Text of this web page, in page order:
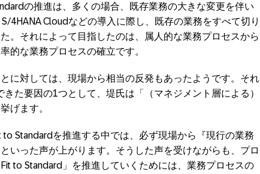
の推進は、多くの場合、既存業務の大きな変更を伴い
4HANA Cloudなどの導入に際し、既存の業務をすべて切り
。それによって目指したのは、属人的な業務プロセスから
的な業務プロセスの確立です。
に対しては、現場から相当の反発もあったようです。それ
た要因の1つとして、堤氏は「（マネジメント層による）
げます。
to Standardを推進する中では、必ず現場から『現行の業務
いった声が上がります。そうした声を受けながらも、プロ
to Standard」を推進していくためには、業務プロセスの